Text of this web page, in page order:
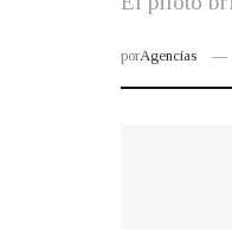
porAgencias